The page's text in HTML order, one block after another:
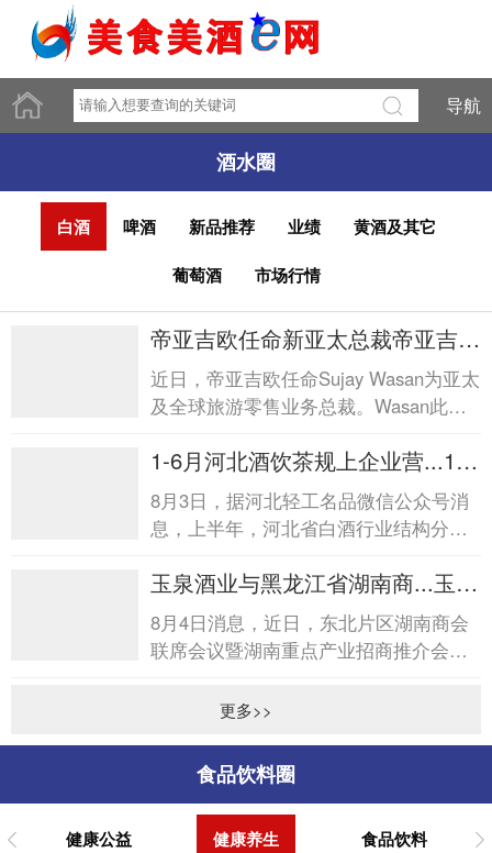
导航
酒水圈
白酒 啤酒 新品推荐 业绩 黄酒及其它
葡萄酒 市场行情
帝亚吉欧任命新亚太总裁帝亚吉欧
任命新亚太总裁
近日，帝亚吉欧任命Sujay Wasan为亚太
及全球旅游零售业务总裁。Wasan此前
4月调任帝亚吉欧北美区总...
1-6月河北酒饮茶规上企业营...1-6
月河北酒饮茶规上企业营...
8月3日，据河北轻工名品微信公众号消
息，上半年，河北省白酒行业结构分化
消费场景向日常休闲、亲...
玉泉酒业与黑龙江省湖南商...玉泉
酒业与黑龙江省湖南商...
8月4日消息，近日，东北片区湖南商会
联席会议暨湖南重点产业招商推介会在
商会诚挚答谢玉泉酒业在...
更多>>
食品饮料圈
健康公益 健康养生 食品饮料